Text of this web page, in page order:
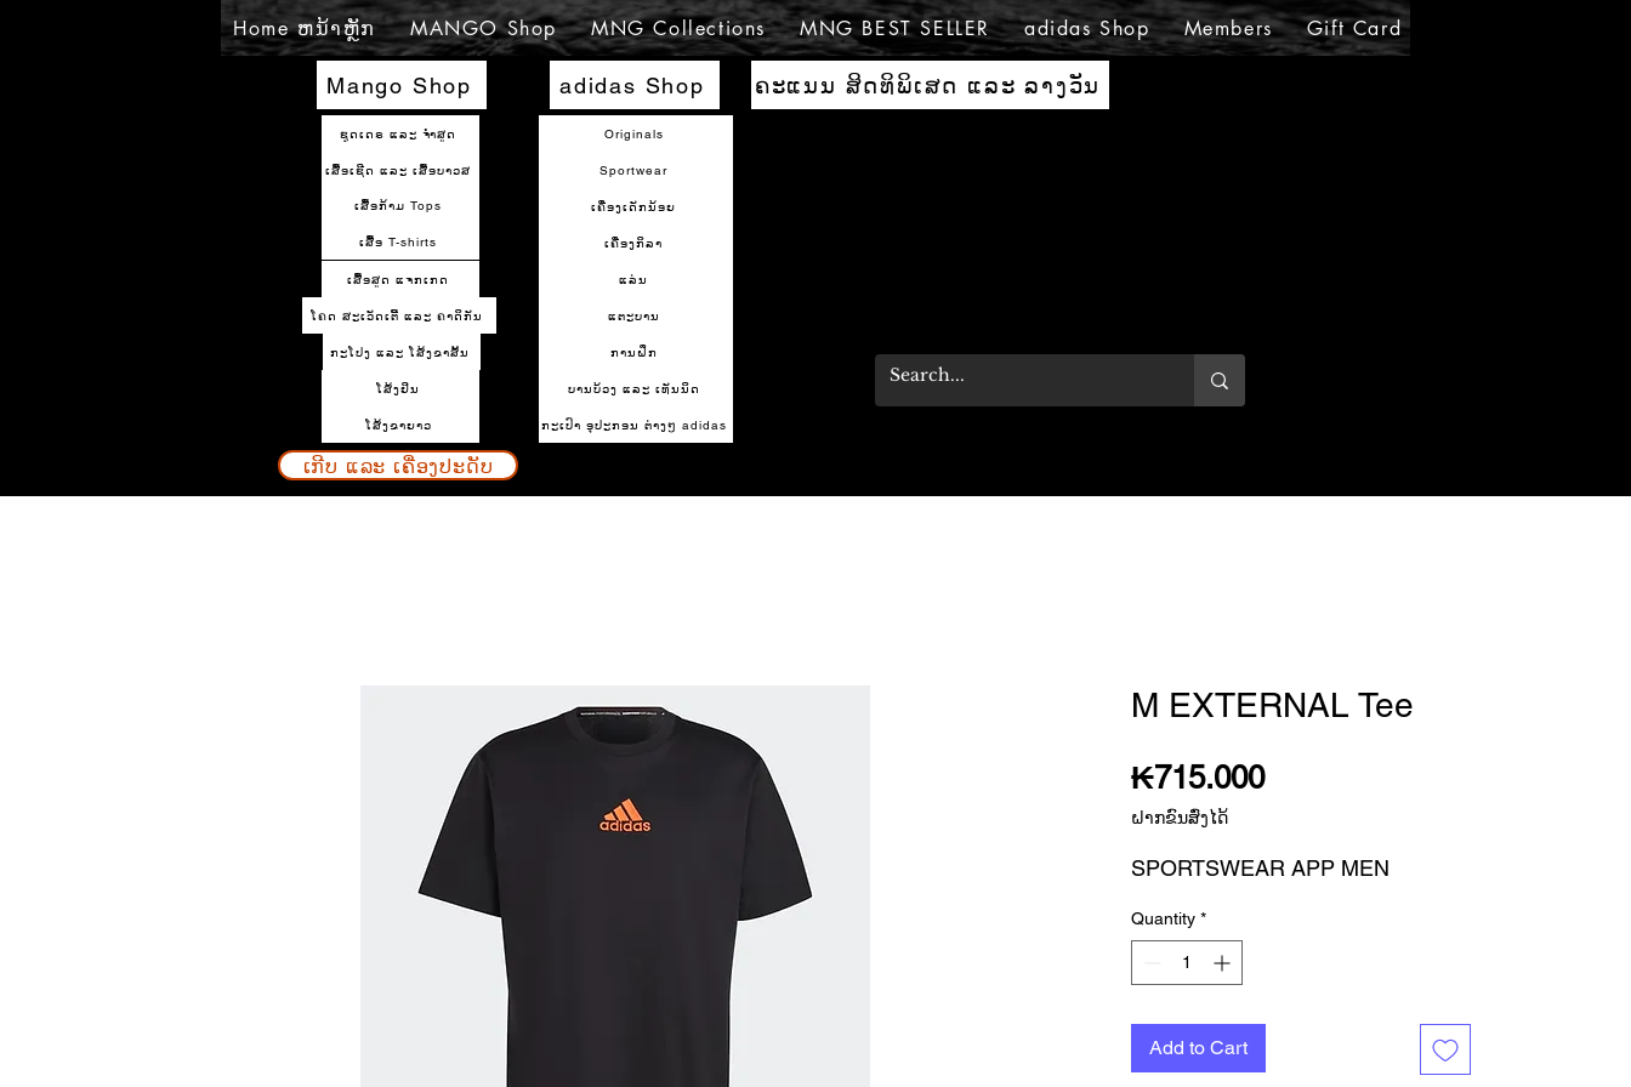
Home ຫນ້າຫຼັກ MANGO Shop MNG Collections MNG BEST SELLER adidas Shop Members Gift Card
Mango Shop
ຊຸດເດຣ ແລະ ຈຳສູດ
ເສື້ອກ້າມ Tops
ເສື້ອເຊີດ ແລະ ເສື້ອບາວສ
ເສື້ອ T-shirts
ເສື້ອສູດ ແຈກເກດ
ໂຄດ ສະເວັດເຕີ້ ແລະ ຄາດິກັນ
ກະໂປງ ແລະ ໂສ້ງຂາສັ້ນ
ໂສ້ງຢິນ
ໂສ້ງຂາຍາວ
adidas Shop ຄະແນນ ສິດທິພິເສດ ແລະ ລາງວັນ
Originals
Sportwear
ເຄື່ອງເດັກນ້ອຍ
ເຄື່ອງກິລາ
ແລ່ນ
ແຕະບານ
ການຝຶກ
ບານບ້ວງ ແລະ ເທັນນິດ
ກະເປົາ ອຸປະກອນ ຕ່າງໆ adidas
ເກີບ ແລະ ເຄື່ອງປະດັບ
M EXTERNAL Tee
₭715.000Price
ຝາກຂົນສົ່ງໄດ້
SPORTSWEAR APP MEN
Quantity *
Add to Cart